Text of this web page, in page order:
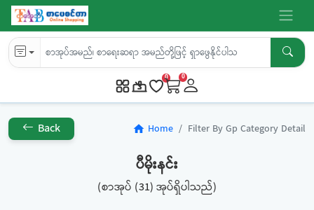
0 0
Back home Home Filter By Gp Category Detail
ပီမိုးနင်း
(စာအုပ် (31) အုပ်ရှိပါသည်)